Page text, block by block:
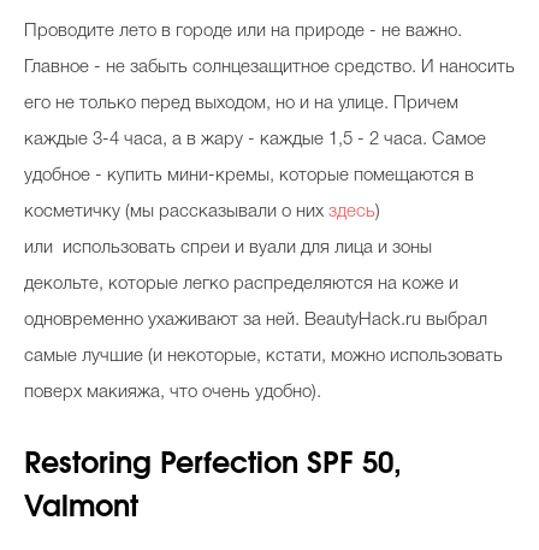
Проводите лето в городе или на природе - не важно.
Главное - не забыть солнцезащитное средство. И наносить
его не только перед выходом, но и на улице. Причем
каждые 3-4 часа, а в жару - каждые 1,5 - 2 часа. Самое
удобное - купить мини-кремы, которые помещаются в
косметичку (мы рассказывали о них здесь)
или использовать спреи и вуали для лица и зоны
декольте, которые легко распределяются на коже и
одновременно ухаживают за ней. BeautyHack.ru выбрал
самые лучшие (и некоторые, кстати, можно использовать
поверх макияжа, что очень удобно).
Restoring Perfection SPF 50,
Valmont